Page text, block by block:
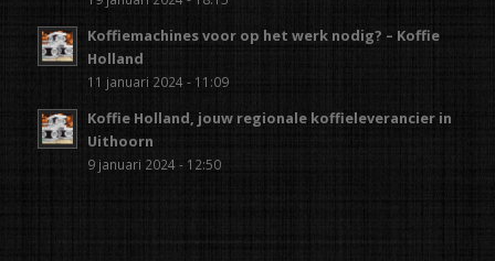
Koffiemachines voor op het werk nodig? – Koffie
Holland
11 januari 2024 - 11:09
Koffie Holland, jouw regionale koffieleverancier in
Uithoorn
9 januari 2024 - 12:50